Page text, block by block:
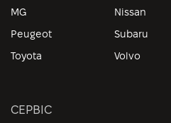
MG
Nissan
Peugeot
Subaru
Toyota
Volvo
СЕРВІС